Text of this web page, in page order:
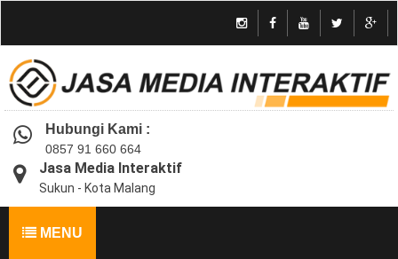
Hubungi Kami :
0857 91 660 664
Jasa Media Interaktif
Sukun - Kota Malang
MENU